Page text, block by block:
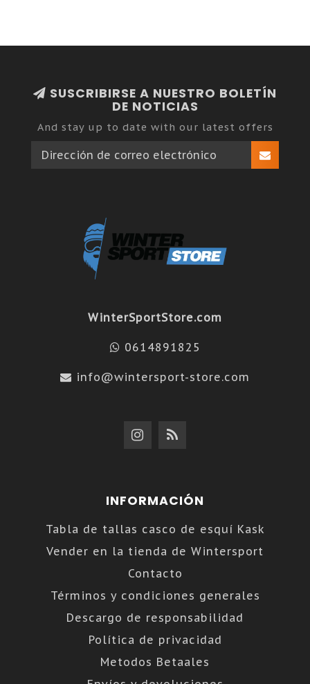
SUSCRIBIRSE A NUESTRO BOLETÍN
DE NOTICIAS
And stay up to date with our latest offers
WinterSportStore.com
0614891825
info@wintersport-store.com
INFORMACIÓN
Tabla de tallas casco de esquí Kask
Vender en la tienda de Wintersport
Contacto
Términos y condiciones generales
Descargo de responsabilidad
Política de privacidad
Metodos Betaales